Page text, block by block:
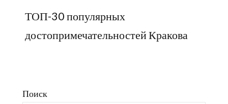
ТОП-30 популярных
достопримечательностей Кракова
Поиск